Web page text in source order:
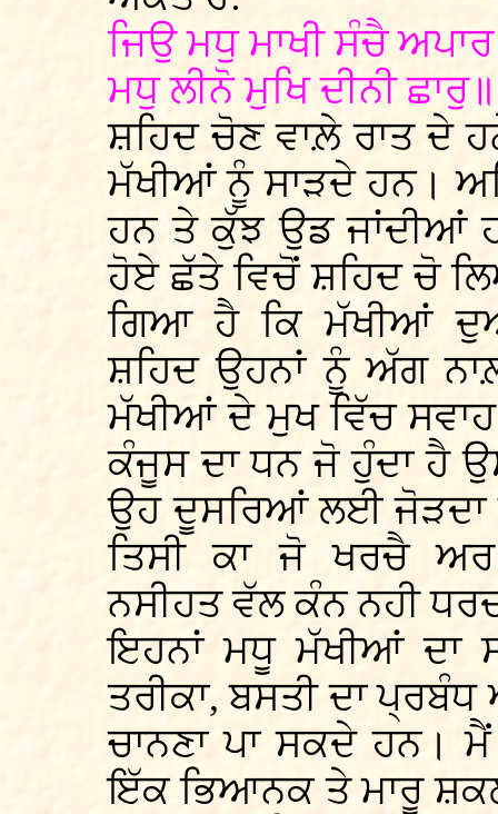
ਜਿਉ ਮਧੁ ਮਾਖੀ ਸੰਚੈ
ਮਧੁ ਲੀਨੋ ਮੁਖਿ ਦੀਨੀ
ਸ਼ਹਿਦ ਚੋਣ ਵਾਲ਼ੇ ਰਾਤ ਦੇ
ਮੱਖੀਆਂ ਨੂੰ ਸਾੜਦੇ ਹਨ।
ਹਨ ਤੇ ਕੁੱਝ ਉਡ ਜਾਂਦੀਆਂ
ਹੋਏ ਛੱਤੇ ਵਿਚੋਂ ਸ਼ਹਿਦ ਚੋ
ਗਿਆ ਹੈ ਕਿ ਮੱਖੀਆਂ
ਸ਼ਹਿਦ ਉਹਨਾਂ ਨੂੰ ਅੱਗ
ਮੱਖੀਆਂ ਦੇ ਮੁਖ ਵਿੱਚ ਸਵਾਹ
ਕੰਜੂਸ ਦਾ ਧਨ ਜੋ ਹੁੰਦਾ ਹੈ
ਉਹ ਦੂਸਰਿਆਂ ਲਈ ਜੋੜਦਾ
ਤਿਸੀ ਕਾ ਜੋ ਖਰਚੈ ਅਰ
ਨਸੀਹਤ ਵੱਲ ਕੰਨ ਨਹੀ
ਇਹਨਾਂ ਮਧੂ ਮੱਖੀਆਂ ਦਾ
ਤਰੀਕਾ, ਬਸਤੀ ਦਾ ਪ੍ਰਬੰਧ
ਚਾਨਣਾ ਪਾ ਸਕਦੇ ਹਨ।
ਇੱਕ ਭਿਆਨਕ ਤੇ ਮਾਰੂ